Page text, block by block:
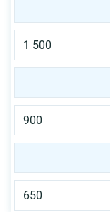
1 500
900
650